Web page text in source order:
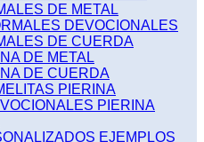
DE METAL
DEVOCIONALES
DE CUERDA
DE METAL
DE CUERDA
PIERINA
PIERINA
EJEMPLOS